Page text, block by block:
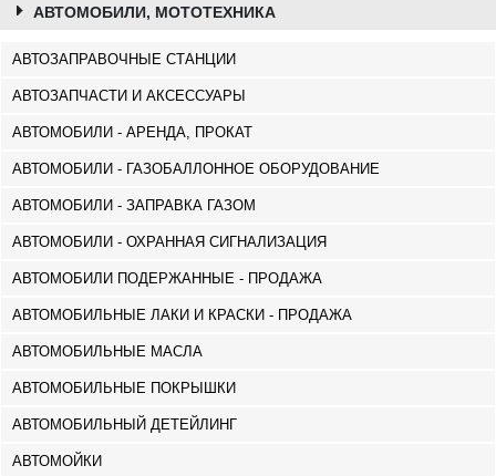
ЧОХАТАУРИ
ИМЕРЕТИЯ
ВАНИ
ЗЕСТАФОНИ
САМТРЕДИА
ТКИБУЛИ
КУТАИСИ
ЧИАТУРА
ХОНИ
КАХЕТИЯ
ГУРДЖААНИ
ДЕДОПЛИСЦКАРО
ЛАГОДЕХИ
АВТОМОБИЛИ, МОТОТЕХНИКА
АВТОЗАПРАВОЧНЫЕ СТАНЦИИ
АВТОЗАПЧАСТИ И АКСЕССУАРЫ
АВТОМОБИЛИ - АРЕНДА, ПРОКАТ
АВТОМОБИЛИ - ГАЗОБАЛЛОННОЕ ОБОРУДОВАНИЕ
АВТОМОБИЛИ - ЗАПРАВКА ГАЗОМ
АВТОМОБИЛИ - ОХРАННАЯ СИГНАЛИЗАЦИЯ
АВТОМОБИЛИ ПОДЕРЖАННЫЕ - ПРОДАЖА
АВТОМОБИЛЬНЫЕ ЛАКИ И КРАСКИ - ПРОДАЖА
АВТОМОБИЛЬНЫЕ МАСЛА
АВТОМОБИЛЬНЫЕ ПОКРЫШКИ
АВТОМОБИЛЬНЫЙ ДЕТЕЙЛИНГ
АВТОМОЙКИ